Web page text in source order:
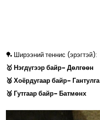
🏓 Ширээний теннис (эрэгтэй):
🥇 Нэгдүгээр байр- Дөлгөөн
🥈 Хоёрдугаар байр- Гантулга
🥉 Гутгаар байр- Батмөнх